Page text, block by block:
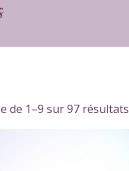
de 1–9 sur 97 résultats